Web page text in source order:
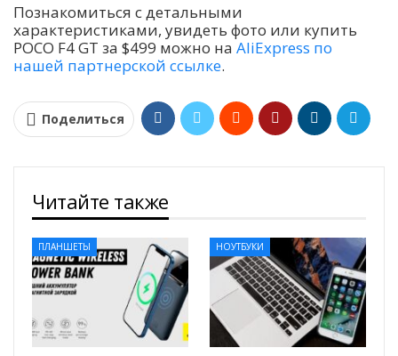
Познакомиться с детальными
характеристиками, увидеть фото или купить
POCO F4 GT за $499 можно на AliExpress по
нашей партнерской ссылке.
Поделиться
Читайте также
ПЛАНШЕТЫ НОУТБУКИ